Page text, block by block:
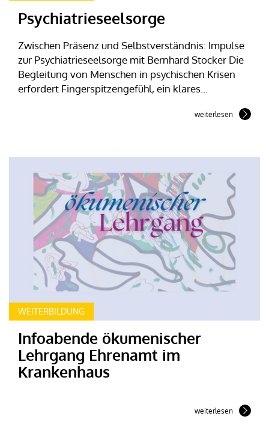
Psychiatrieseelsorge
Zwischen Präsenz und Selbstverständnis: Impulse
zur Psychiatrieseelsorge mit Bernhard Stocker Die
Begleitung von Menschen in psychischen Krisen
erfordert Fingerspitzengefühl, ein klares...
weiterlesen
WEITERBILDUNG
Infoabende ökumenischer
Lehrgang Ehrenamt im
Krankenhaus
weiterlesen